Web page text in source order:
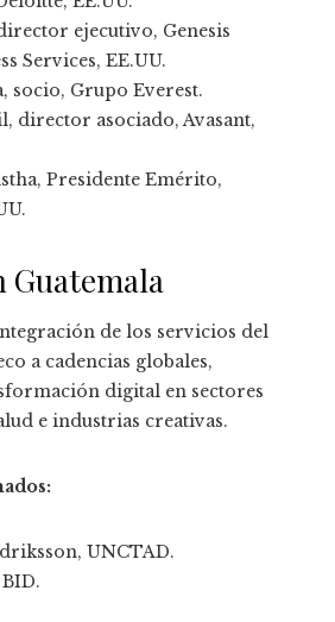
ejecutivo, Genesis
Services, EE.UU.
socio, Grupo Everest.
director asociado, Avasant,
Presidente Emérito,
Guatemala
de los servicios del
a cadencias globales,
digital en sectores
e industrias creativas.
UNCTAD.